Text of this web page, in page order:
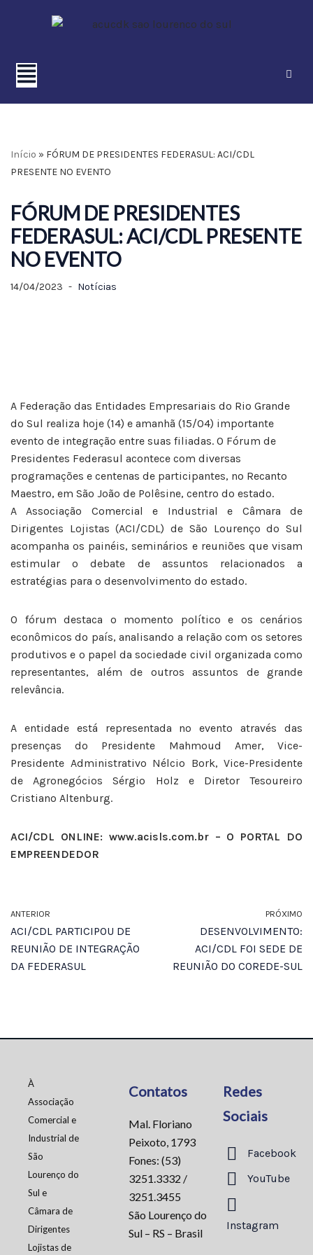
conteúdo
Início » FÓRUM DE PRESIDENTES FEDERASUL: ACI/CDL
PRESENTE NO EVENTO
FÓRUM DE PRESIDENTES
FEDERASUL: ACI/CDL PRESENTE
NO EVENTO
14/04/2023 Notícias
A Federação das Entidades Empresariais do Rio Grande
do Sul realiza hoje (14) e amanhã (15/04) importante
evento de integração entre suas filiadas. O Fórum de
Presidentes Federasul acontece com diversas
programações e centenas de participantes, no Recanto
Maestro, em São João de Polêsine, centro do estado.
A Associação Comercial e Industrial e Câmara de
Dirigentes Lojistas (ACI/CDL) de São Lourenço do Sul
acompanha os painéis, seminários e reuniões que visam
estimular o debate de assuntos relacionados a
estratégias para o desenvolvimento do estado.
O fórum destaca o momento político e os cenários
econômicos do país, analisando a relação com os setores
produtivos e o papel da sociedade civil organizada como
representantes, além de outros assuntos de grande
relevância.
A entidade está representada no evento através das
presenças do Presidente Mahmoud Amer, Vice-
Presidente Administrativo Nélcio Bork, Vice-Presidente
de Agronegócios Sérgio Holz e Diretor Tesoureiro
Cristiano Altenburg.
ACI/CDL ONLINE: www.acisls.com.br – O PORTAL DO
EMPREENDEDOR
ANTERIOR
ACI/CDL PARTICIPOU DE
REUNIÃO DE INTEGRAÇÃO
DA FEDERASUL
PRÓXIMO
DESENVOLVIMENTO:
ACI/CDL FOI SEDE DE
REUNIÃO DO COREDE-SUL
À
Associação
Comercial e
Industrial de
São
Lourenço do
Sul e
Câmara de
Dirigentes
Lojistas de
Contatos
Mal. Floriano
Peixoto, 1793
Fones: (53)
3251.3332 /
3251.3455
São Lourenço do
Sul – RS – Brasil
Redes
Sociais
Facebook
YouTube
Instagram